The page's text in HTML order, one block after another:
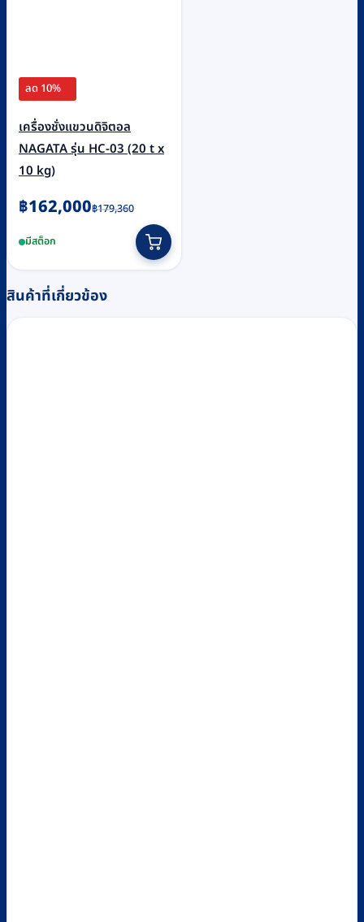
ลด 10%
เครื่องชั่งแขวนดิจิตอล
NAGATA รุ่น HC-03 (20 t x
10 kg)
฿179,360
Original
was:
฿179,360.
฿162,000
Current
is:
฿162,000.
มีสต็อก
สินค้าที่เกี่ยวข้อง